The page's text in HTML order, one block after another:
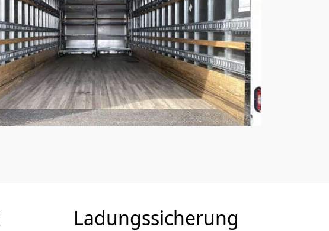
Ladungssicherung